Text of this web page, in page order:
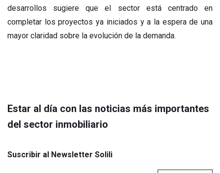
desarrollos sugiere que el sector está centrado en
completar los proyectos ya iniciados y a la espera de una
mayor claridad sobre la evolución de la demanda.
Estar al día con las noticias más importantes
del sector inmobiliario
Suscribir al Newsletter Solili